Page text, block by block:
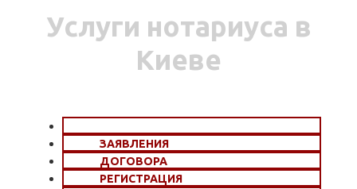
Услуги нотариуса в
Киеве
ЗАЯВЛЕНИЯ
ДОГОВОРА
РЕГИСТРАЦИЯ